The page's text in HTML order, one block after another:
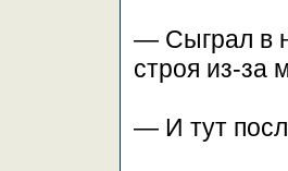
— Сыграл в
строя из-за
— И тут